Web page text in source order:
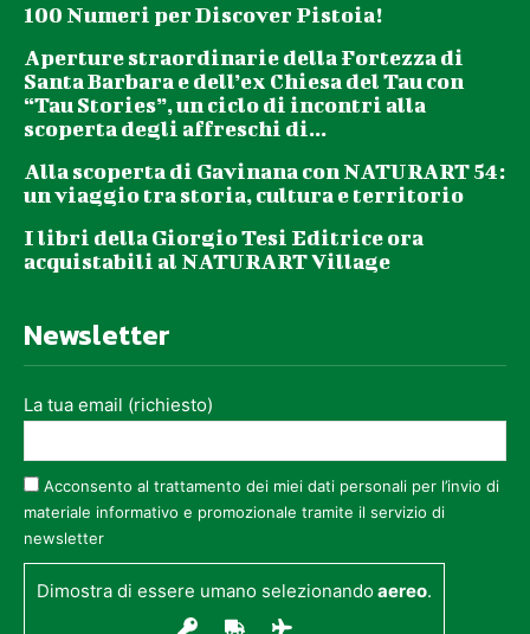
100 Numeri per Discover Pistoia!
Aperture straordinarie della Fortezza di
Santa Barbara e dell’ex Chiesa del Tau con
“Tau Stories”, un ciclo di incontri alla
scoperta degli affreschi di...
Alla scoperta di Gavinana con NATURART 54:
un viaggio tra storia, cultura e territorio
I libri della Giorgio Tesi Editrice ora
acquistabili al NATURART Village
Newsletter
La tua email (richiesto)
Acconsento al trattamento dei miei dati personali per l’invio di
materiale informativo e promozionale tramite il servizio di
newsletter
Dimostra di essere umano selezionandoaereo.